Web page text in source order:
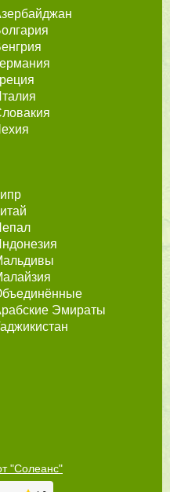
Эмираты
"Солеанс"